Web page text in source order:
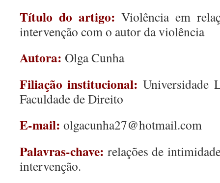
Título do artigo:Violência em
intervenção com o autor da violência
Autora: Olga Cunha
Filiação institucional: Universidade
Faculdade de Direito
E-mail: olgacunha27@hotmail.com
Palavras-chave:relações de
intervenção.